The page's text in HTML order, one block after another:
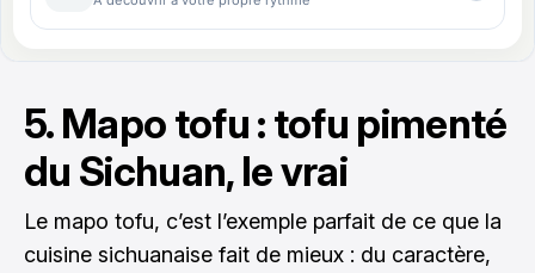
5. Mapo tofu : tofu pimenté
du Sichuan, le vrai
Le mapo tofu, c’est l’exemple parfait de ce que la
cuisine sichuanaise fait de mieux : du caractère,